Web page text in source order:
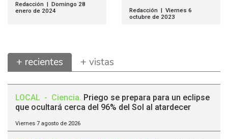
Redacción | Domingo 28
enero de 2024
Redacción | Viernes 6
octubre de 2023
+ recientes + vistas
LOCAL - Ciencia. Priego se prepara para un eclipse
que ocultará cerca del 96% del Sol al atardecer
Viernes 7 agosto de 2026